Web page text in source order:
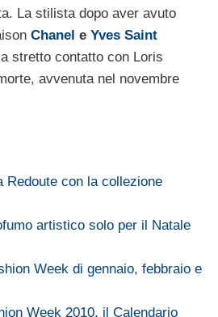
La stilista dopo aver avuto
Chanel e Yves Saint
stretto contatto con Loris
avvenuta nel novembre
Redoute con la collezione
artistico solo per il Natale
Week di gennaio, febbraio e
Week 2010, il Calendario